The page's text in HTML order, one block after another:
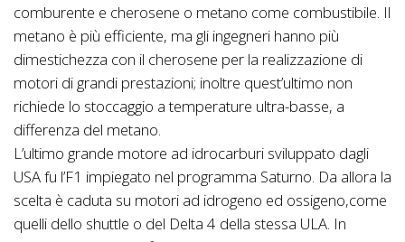
comburente e cherosene o metano come combustibile. Il
metano è più efficiente, ma gli ingegneri hanno più
dimestichezza con il cherosene per la realizzazione di
motori di grandi prestazioni; inoltre quest’ultimo non
richiede lo stoccaggio a temperature ultra-basse, a
differenza del metano.
L’ultimo grande motore ad idrocarburi sviluppato dagli
USA fu l’F1 impiegato nel programma Saturno. Da allora la
scelta è caduta su motori ad idrogeno ed ossigeno,come
quelli dello shuttle o del Delta 4 della stessa ULA. In